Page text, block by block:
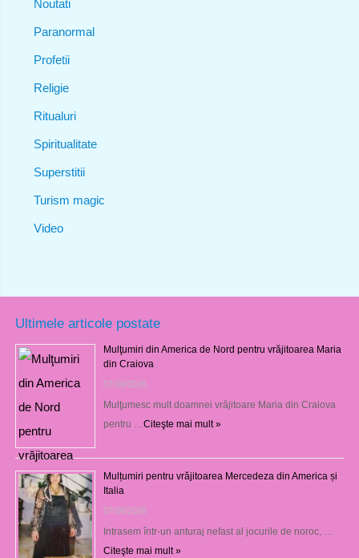
Noutati
Paranormal
Profetii
Religie
Ritualuri
Spiritualitate
Superstitii
Turism magic
Video
Ultimele articole postate
Mulţumiri din America de Nord pentru vrăjitoarea Maria
din Craiova
07/08/2026
Mulţumesc mult doamnei vrăjitoare Maria din Craiova
pentru …Citeşte mai mult »
Mulțumiri pentru vrăjitoarea Mercedeza din America și
Italia
07/08/2026
Intrasem într-un anturaj nefast al jocurile de noroc, …
Citeşte mai mult »